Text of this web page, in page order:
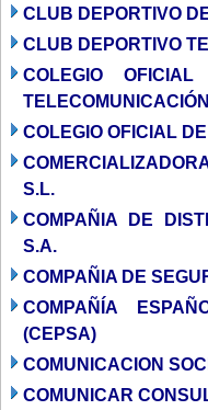
CLUB DEPORTIVO
CLUB DEPORTIVO
COLEGIO
TELECOMUNICACIÓN
COLEGIO OFICIAL
S.L.
COMPAÑIA DE
S.A.
COMPAÑIA DE
COMPAÑÍA
(CEPSA)
COMUNICACION
COMUNICAR